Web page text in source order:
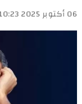
06 أكتوبر 2025 10:23